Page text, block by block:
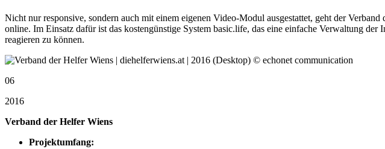
Nicht nur responsive, sondern auch mit einem eigenen Video-Modul ausgestattet, geht der
online. Im Einsatz dafür ist das kostengünstige System basic.life, das eine einfache Verwaltung
reagieren zu können.
06
2016
Verband der Helfer Wiens
Projektumfang: